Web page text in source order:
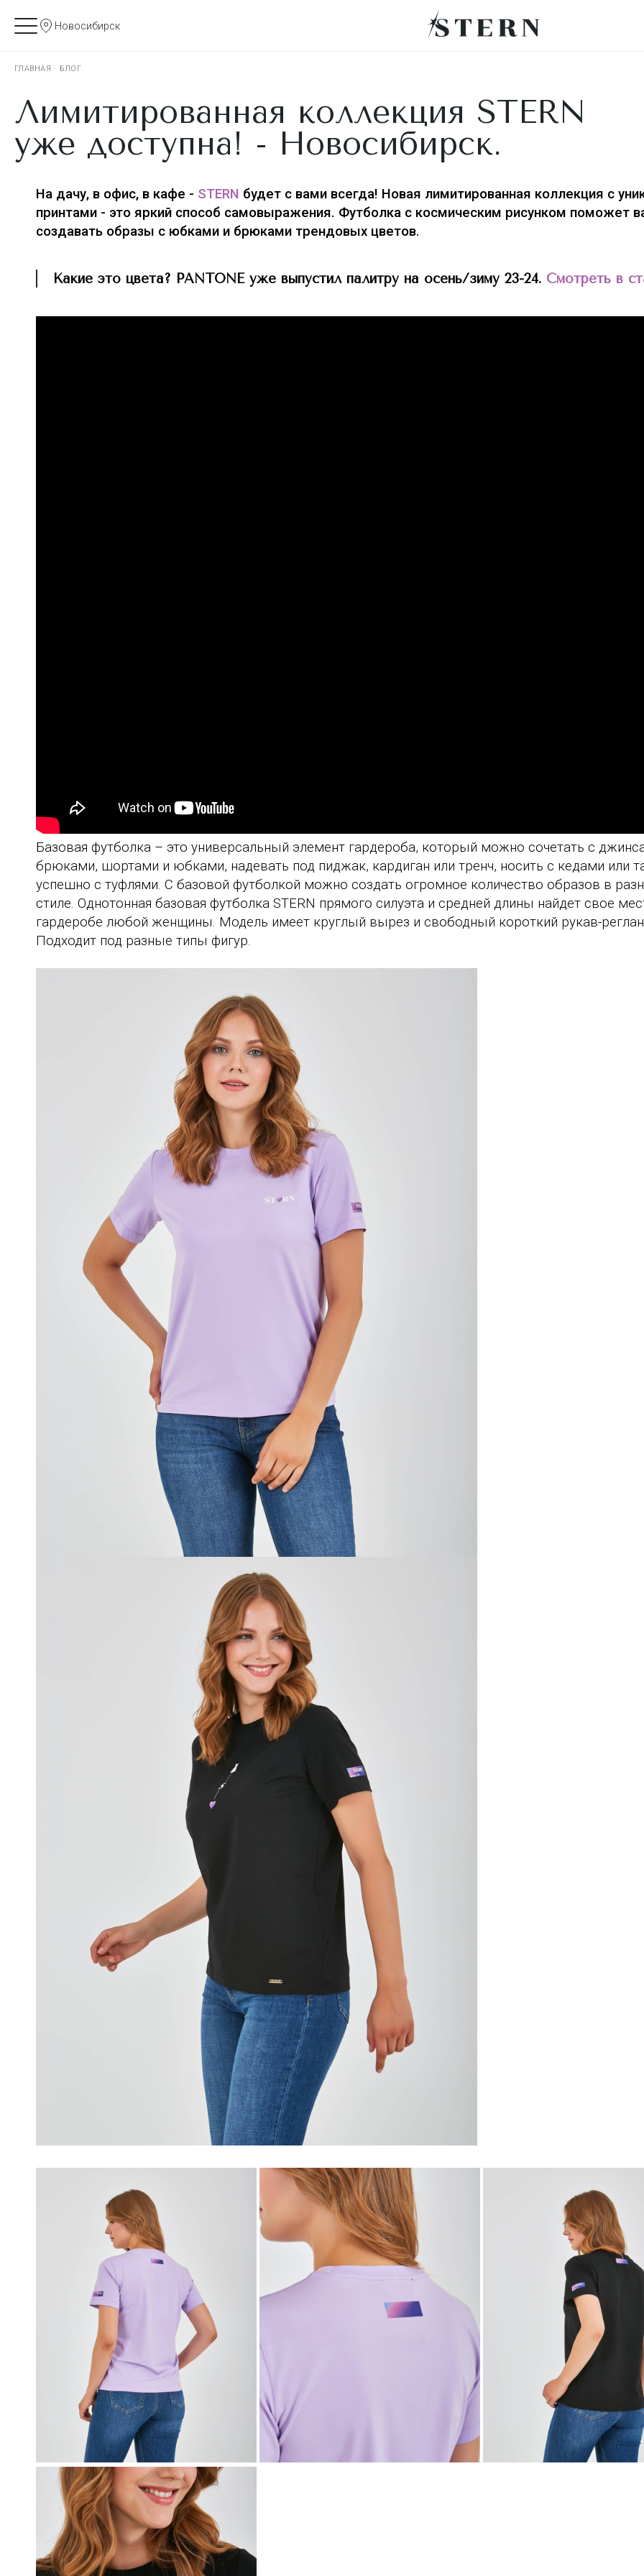
Новосибирск
ГЛАВНАЯ · БЛОГ
Лимитированная коллекция STERN
уже доступна! - Новосибирск.
На дачу, в офис, в кафе - STERN будет с вами всегда! Новая лимитированная коллекция с
принтами - это яркий способ самовыражения. Футболка с космическим рисунком поможет
создавать образы с юбками и брюками трендовых цветов.
Какие это цвета? PANTONE уже выпустил палитру на осень/зиму 23-24. Смотреть в
Базовая футболка – это универсальный элемент гардероба, который можно сочетать с
брюками, шортами и юбками, надевать под пиджак, кардиган или тренч, носить с кедами или
успешно с туфлями. С базовой футболкой можно создать огромное количество образов в
стиле. Однотонная базовая футболка STERN прямого силуэта и средней длины найдет свое
гардеробе любой женщины. Модель имеет круглый вырез и свободный короткий рукав-
Подходит под разные типы фигур.